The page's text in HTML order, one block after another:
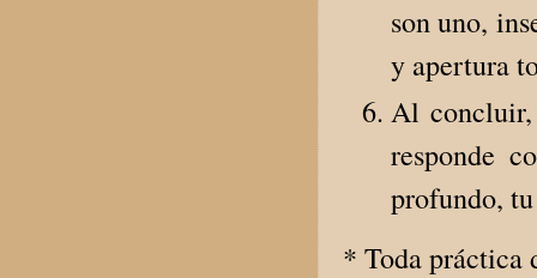
son uno,
y apertura
Al
responde
profundo,
* Toda práctica